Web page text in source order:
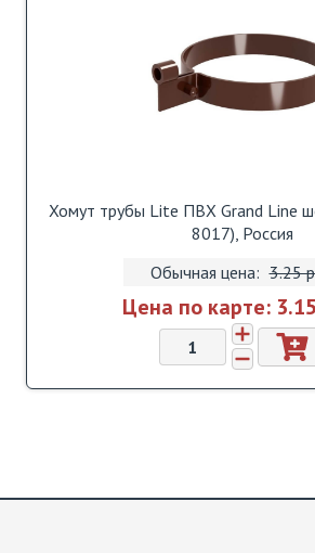
Хомут трубы Lite ПВХ Grand Line
8017), Россия
Обычная цена: 3.25
Цена по карте: